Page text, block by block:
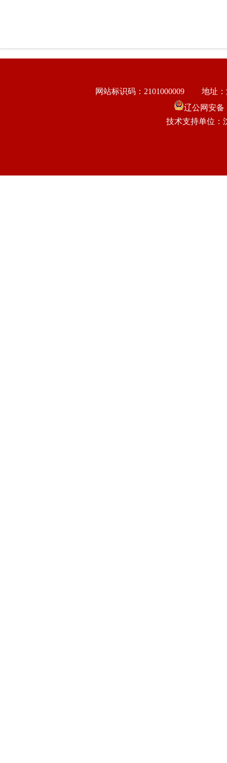
网站标识码：2101000009
地址
辽公网安备
技术支持单位：